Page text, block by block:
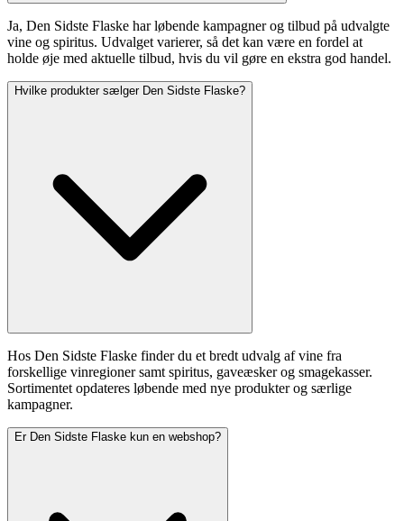
Ja, Den Sidste Flaske har løbende kampagner og tilbud på udvalgte
vine og spiritus. Udvalget varierer, så det kan være en fordel at
holde øje med aktuelle tilbud, hvis du vil gøre en ekstra god handel.
Hvilke produkter sælger Den Sidste Flaske?
Hos Den Sidste Flaske finder du et bredt udvalg af vine fra
forskellige vinregioner samt spiritus, gaveæsker og smagekasser.
Sortimentet opdateres løbende med nye produkter og særlige
kampagner.
Er Den Sidste Flaske kun en webshop?